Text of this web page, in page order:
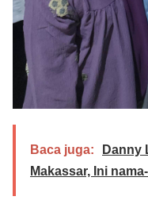
Baca juga:
Danny
Makassar, Ini